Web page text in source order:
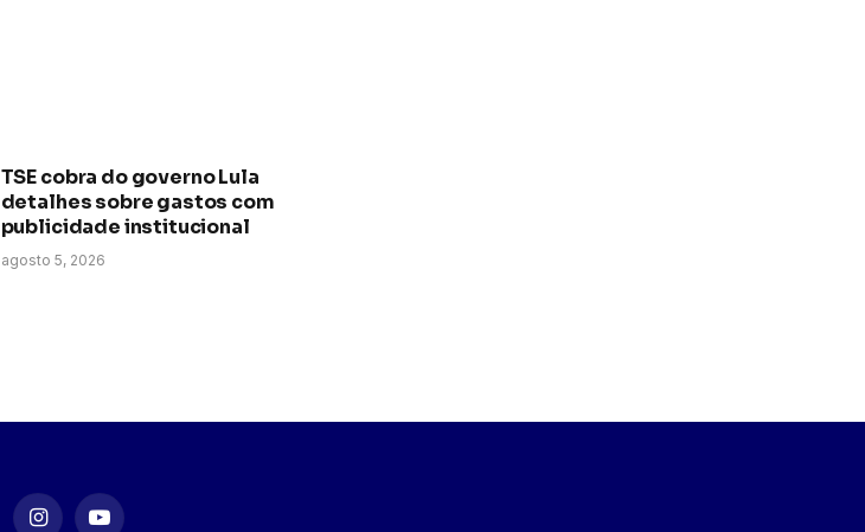
TSE cobra do governo Lula
detalhes sobre gastos com
publicidade institucional
agosto 5, 2026
InstagramYouTube